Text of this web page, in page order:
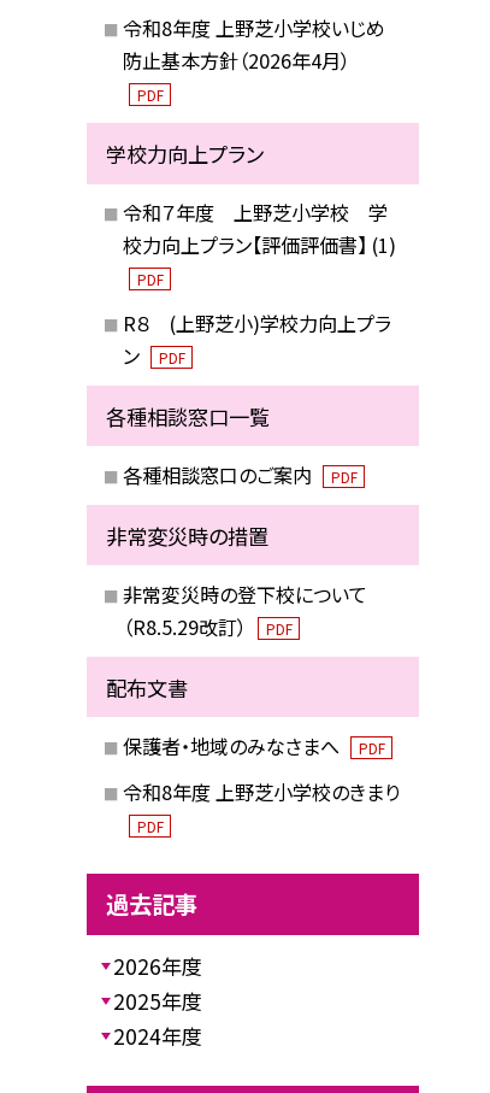
令和8年度 上野芝小学校いじめ
防止基本方針（2026年4月）
PDF
学校力向上プラン
令和７年度 上野芝小学校 学
校力向上プラン【評価評価書】 (1)
PDF
R８ (上野芝小)学校力向上プラ
ン
PDF
各種相談窓口一覧
各種相談窓口のご案内 PDF
非常変災時の措置
非常変災時の登下校について
（R8.5.29改訂）
PDF
配布文書
保護者・地域のみなさまへ PDF
令和8年度 上野芝小学校のきまり
PDF
過去記事
2026年度
2025年度
2024年度